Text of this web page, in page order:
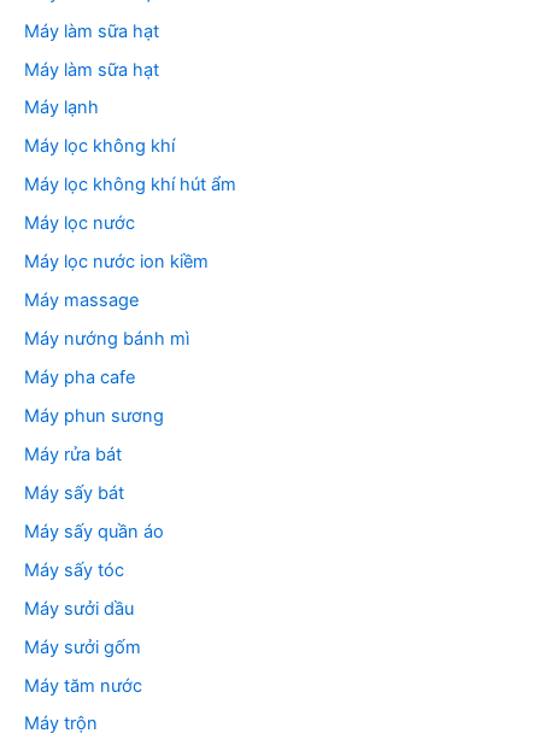
Máy làm sữa hạt
Máy làm sữa hạt
Máy lạnh
Máy lọc không khí
Máy lọc không khí hút ẩm
Máy lọc nước
Máy lọc nước ion kiềm
Máy massage
Máy nướng bánh mì
Máy pha cafe
Máy phun sương
Máy rửa bát
Máy sấy bát
Máy sấy quần áo
Máy sấy tóc
Máy sưởi dầu
Máy sưởi gốm
Máy tăm nước
Máy trộn